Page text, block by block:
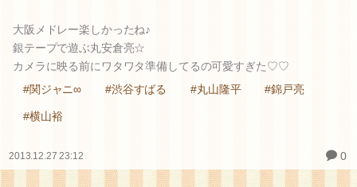
大阪メドレー楽しかったね♪
銀テープで遊ぶ丸安倉亮☆
カメラに映る前にワタワタ準備してるの可愛すぎた♡♡
#関ジャニ∞
#渋谷すばる #丸山隆平 #錦戸亮
#横山裕
2013.12.27 23:12 0